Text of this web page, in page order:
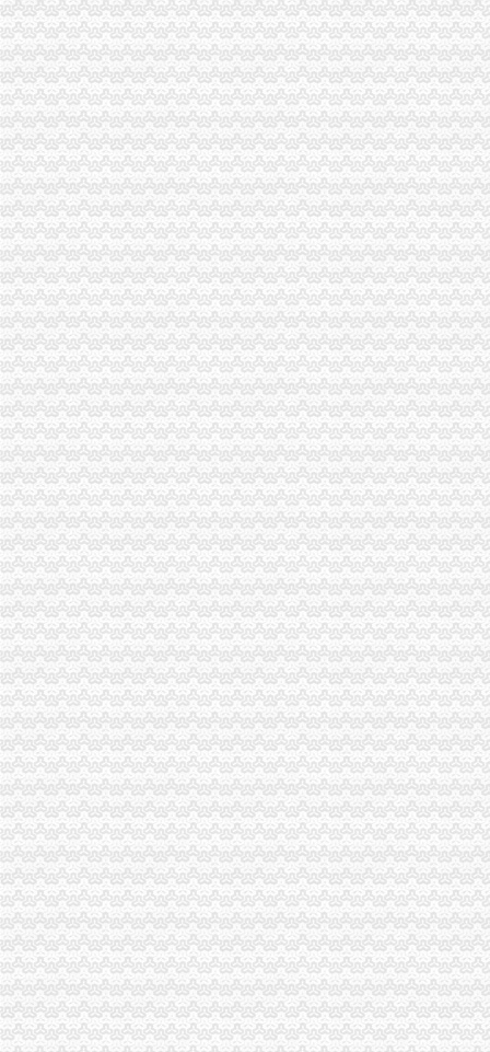
海关进出口货物收发货人报关注册登记证书-外贸单证-福步外贸论坛
海关报关登记证书
进出口收发货人报关注册登记证书…-海关百问
紫灿股份：关于取得中华共和国海关报关单位注册登记证书的公告